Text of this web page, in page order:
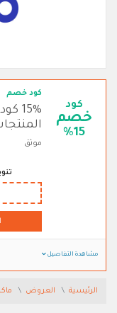
كود
خصم
%15
كود خصم
المنتجات
موثق
مشاهدة التفاصيل
الرئيسية العروض